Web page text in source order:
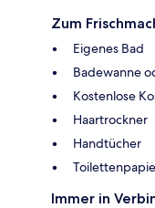
Zum
Eigenes Bad
Badewanne
Kostenlose
Haartrockner
Handtücher
Immer in